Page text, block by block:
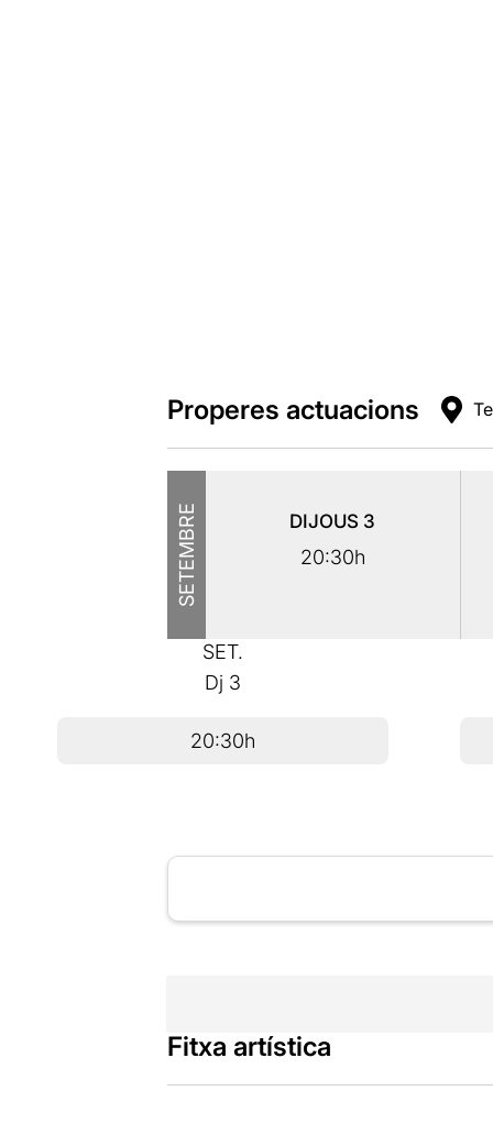
Properes actuacions
SETEMBRE DIJOUS 3
20:30h
SET.
Dj 3
20:30h
Fitxa artística